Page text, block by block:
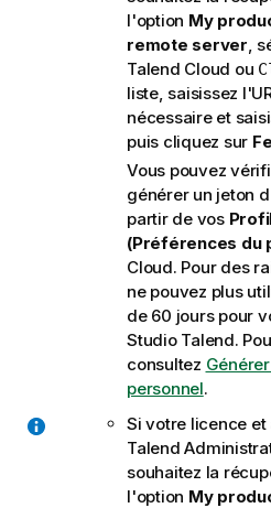
l'option My
remote server ,
Talend Cloud ou
liste, saisissez
nécessaire et
puis cliquez sur
Vous pouvez
générer un jeton
partir de vos
(Préférences du
Cloud. Pour des
ne pouvez plus
de 60 jours pour
Studio Talend.
consultez
personnel.
Si votre licence
Talend
souhaitez la
l'option My